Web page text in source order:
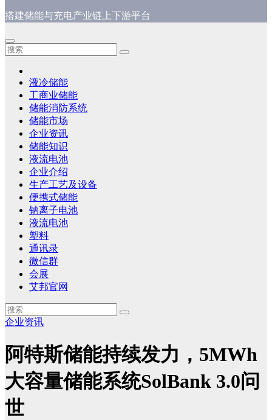
搭建储能与充电产业链上下游平台
液冷储能
工商业储能
储能消防系统
储能市场
企业资讯
储能知识
液流电池
企业介绍
生产工艺及设备
便携式储能
钠离子电池
液流电池
塑料
通讯录
微信群
会展
艾邦官网
企业资讯
阿特斯储能持续发力，5MWh
大容量储能系统SolBank 3.0问
世